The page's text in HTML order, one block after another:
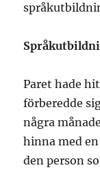
Paret hade
förberedde
några
hinna med
den person